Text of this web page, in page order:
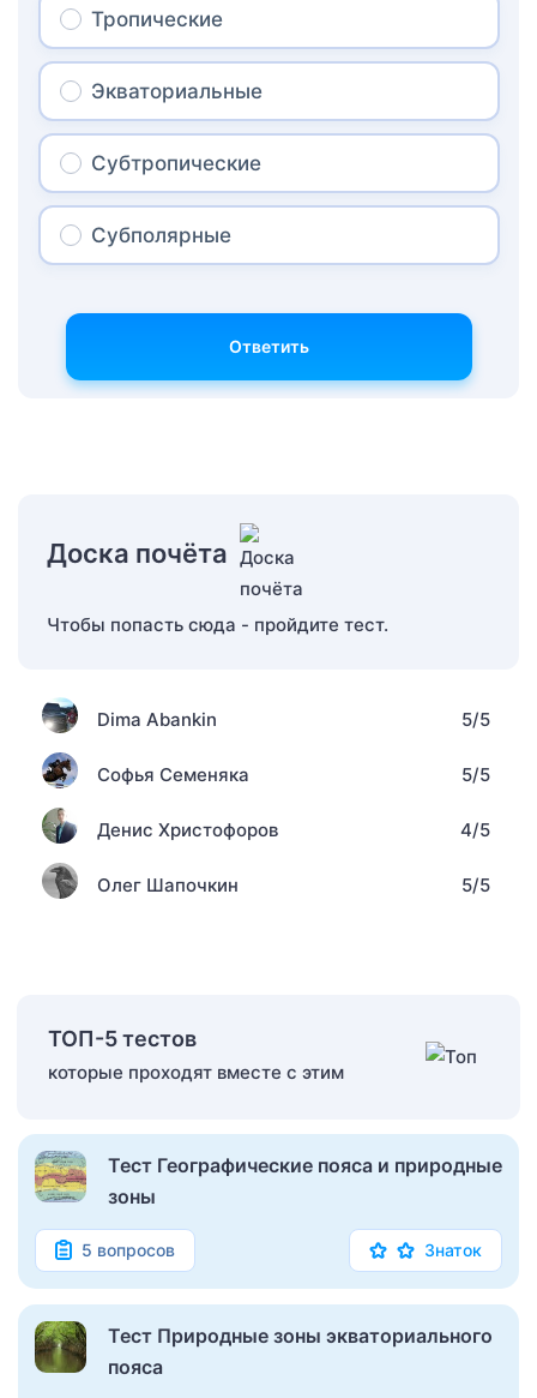
Тропические
Экваториальные
Субтропические
Субполярные
Ответить
Доска почёта
Чтобы попасть сюда - пройдите тест.
Dima Abankin 5/5
Софья Семеняка 5/5
Денис Христофоров 4/5
Олег Шапочкин 5/5
ТОП-5 тестов
которые проходят вместе с этим
Тест Географические пояса и природные
зоны
5 вопросов Знаток
Тест Природные зоны экваториального
пояса